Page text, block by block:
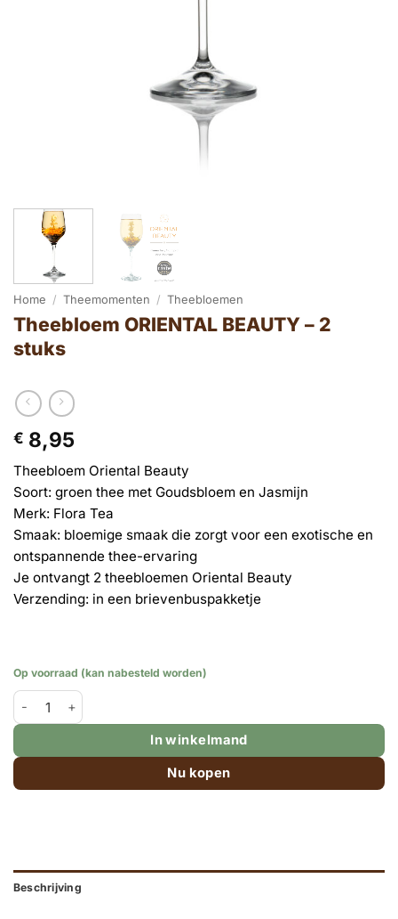
Home / Theemomenten / Theebloemen
Theebloem ORIENTAL BEAUTY – 2
stuks
€ 8,95
Theebloem Oriental Beauty
Soort: groen thee met Goudsbloem en Jasmijn
Merk: Flora Tea
Smaak: bloemige smaak die zorgt voor een exotische en
ontspannende thee-ervaring
Je ontvangt 2 theebloemen Oriental Beauty
Verzending: in een brievenbuspakketje
Op voorraad (kan nabesteld worden)
Theebloem ORIENTAL BEAUTY - 2 stuks aantal
In winkelmand
Nu kopen
Beschrijving